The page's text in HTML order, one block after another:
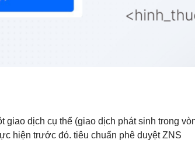
dịch cụ thể (giao dịch phát sinh trong
hiện trước đó. tiêu chuẩn phê duyệt ZNS